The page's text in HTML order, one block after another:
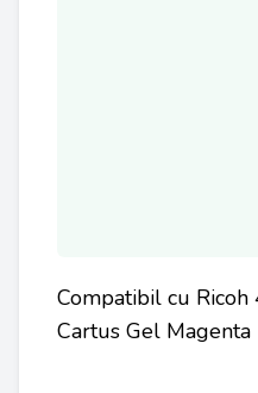
Compatibil cu
Cartus Gel Magenta